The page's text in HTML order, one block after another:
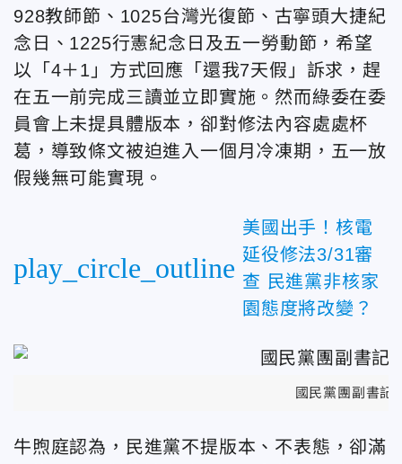
928教師節、1025台灣光復節、古寧頭大捷紀
念日、1225行憲紀念日及五一勞動節，希望
以「4＋1」方式回應「還我7天假」訴求，趕
在五一前完成三讀並立即實施。然而綠委在委
員會上未提具體版本，卻對修法內容處處杯
葛，導致條文被迫進入一個月冷凍期，五一放
假幾無可能實現。
play_circle_outline
美國出手！核電
延役修法3/31審
查 民進黨非核家
園態度將改變？
國民黨團副書記
牛煦庭認為，民進黨不提版本、不表態，卻滿